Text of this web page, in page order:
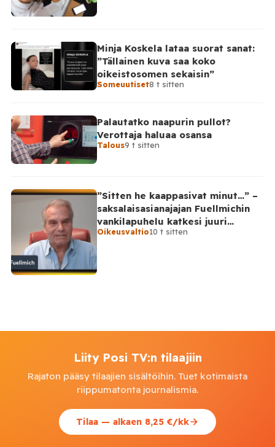
Minja Koskela lataa suorat sanat:
”Tällainen kuva saa koko
oikeistosomen sekaisin”
Someuutiset8 t sitten
Palautatko naapurin pullot?
Verottaja haluaa osansa
Talous9 t sitten
”Sitten he kaappasivat minut…” –
saksalaisasianajajan Fuellmichin
vankilapuhelu katkesi juuri
kriittisellä hetkellä
Oikeusvaltio10 t sitten
Liity Posi TV:n tilaajiin
Rajaton pääsy tilaajien sisältöihin. Tuet kotimaista
riippumatonta journalismia.
Tilaa — alkaen 8,25 €/kk